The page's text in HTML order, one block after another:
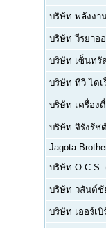
บริษัท พลังงา
บริษัท วีรยาอ
บริษัท เซ็นทรั
บริษัท ทีวี ไดเ
บริษัท เครื่อง
บริษัท จิรังรัช
Jagota
บริษัท O.C.S.
บริษัท วสันต์ชั
บริษัท เออร์เ